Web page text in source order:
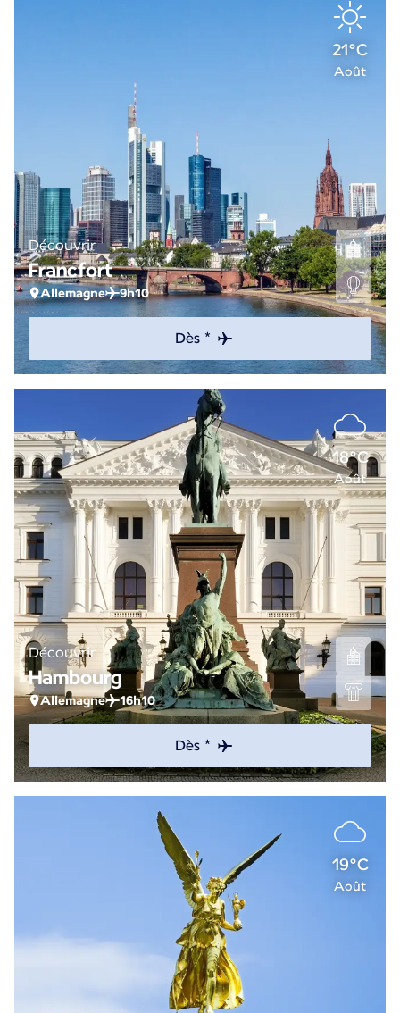
21°C
Août
Découvrir
Francfort
Allemagne 9h10
Dès *
18°C
Août
Découvrir
Hambourg
Allemagne 16h10
Dès *
19°C
Août